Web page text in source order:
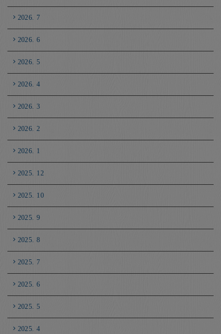
2026. 7
2026. 6
2026. 5
2026. 4
2026. 3
2026. 2
2026. 1
2025. 12
2025. 10
2025. 9
2025. 8
2025. 7
2025. 6
2025. 5
2025. 4